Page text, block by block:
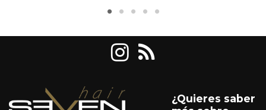
¿Quieres saber